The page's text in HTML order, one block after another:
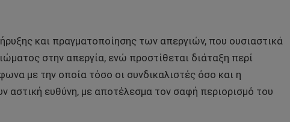
και πραγματοποίησης των απεργιών, που ουσιαστικά
στην απεργία, ενώ προστίθεται διάταξη περί
με την οποία τόσο οι συνδικαλιστές όσο και η
αστική ευθύνη, με αποτέλεσμα τον σαφή περιορισμό του